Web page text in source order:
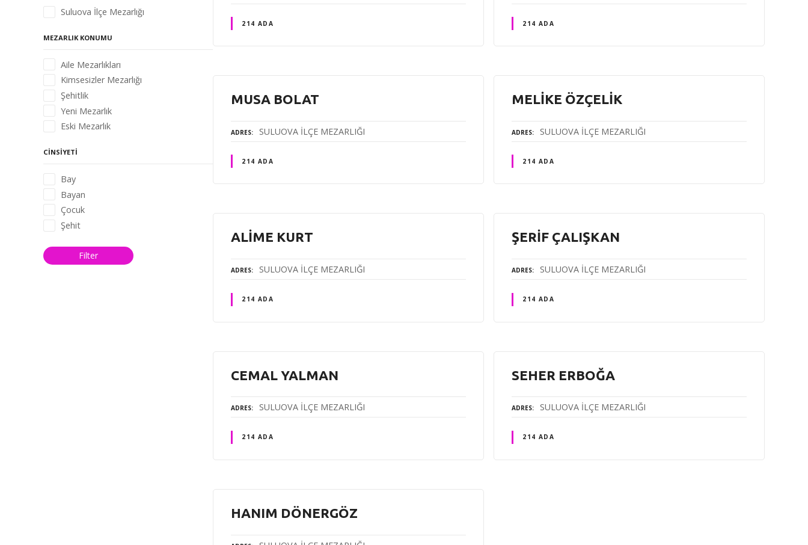
Suluova İlçe Mezarlığı
MEZARLIK KONUMU
Aile Mezarlıkları
Kimsesizler Mezarlığı
Şehitlik
Yeni Mezarlık
Eski Mezarlık
CINSIYETI
Bay
Bayan
Çocuk
Şehit
Filter
214 ADA 214 ADA
MUSA BOLAT
ADRES SULUOVA İLÇE MEZARLIĞI
214 ADA
MELİKE ÖZÇELİK
ADRES SULUOVA İLÇE MEZARLIĞI
214 ADA
ALİME KURT
ADRES SULUOVA İLÇE MEZARLIĞI
214 ADA
ŞERİF ÇALIŞKAN
ADRES SULUOVA İLÇE MEZARLIĞI
214 ADA
CEMAL YALMAN
ADRES SULUOVA İLÇE MEZARLIĞI
214 ADA
SEHER ERBOĞA
ADRES SULUOVA İLÇE MEZARLIĞI
214 ADA
HANIM DÖNERGÖZ